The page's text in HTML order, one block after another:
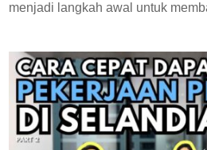
menjadi langkah awal untuk